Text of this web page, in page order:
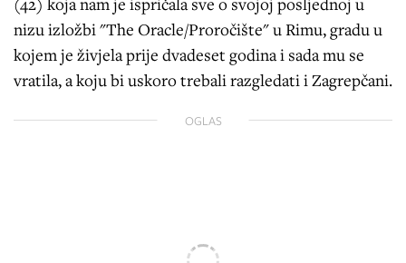
nizu izložbi "The Oracle/Proročište" u Rimu, gradu u
kojem je živjela prije dvadeset godina i sada mu se
vratila, a koju bi uskoro trebali razgledati i Zagrepčani.
OGLAS